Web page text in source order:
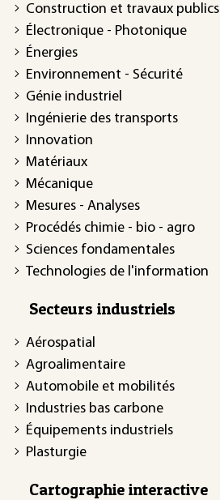
Construction et travaux publics
Électronique - Photonique
Énergies
Environnement - Sécurité
Génie industriel
Ingénierie des transports
Innovation
Matériaux
Mécanique
Mesures - Analyses
Procédés chimie - bio - agro
Sciences fondamentales
Technologies de l'information
Secteurs industriels
Aérospatial
Agroalimentaire
Automobile et mobilités
Industries bas carbone
Équipements industriels
Plasturgie
Cartographie interactive